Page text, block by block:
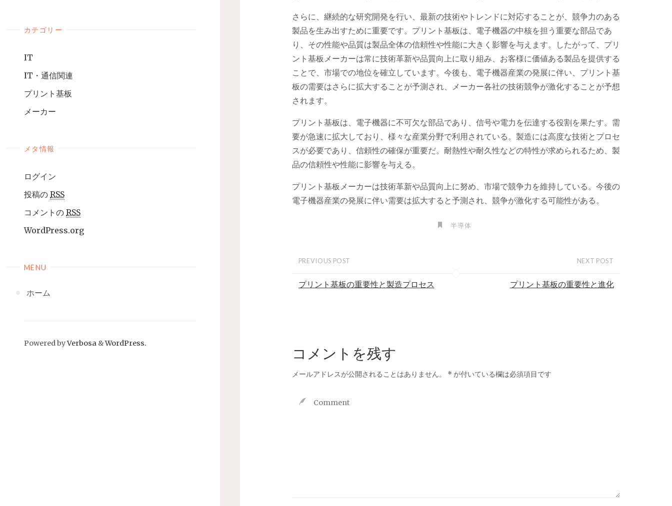
カテゴリー
IT
IT・通信関連
プリント基板
メーカー
メタ情報
ログイン
投稿の RSS
コメントの RSS
WordPress.org
MENU
ホーム
Powered byVerbosa &WordPress.
さらに、継続的な研究開発を行い、最新の技術やトレンドに対応することが、競争力のある
製品を生み出すために重要です。プリント基板は、電子機器の中核を担う重要な部品であ
り、その性能や品質は製品全体の信頼性や性能に大きく影響を与えます。したがって、プリ
ント基板メーカーは常に技術革新や品質向上に取り組み、お客様に価値ある製品を提供する
ことで、市場での地位を確立しています。今後も、電子機器産業の発展に伴い、プリント基
板の需要はさらに拡大することが予測され、メーカー各社の技術競争が激化することが予想
されます。
プリント基板は、電子機器に不可欠な部品であり、信号や電力を伝達する役割を果たす。需
要が急速に拡大しており、様々な産業分野で利用されている。製造には高度な技術とプロセ
スが必要であり、信頼性の確保が重要だ。耐熱性や耐久性などの特性が求められるため、製
品の信頼性や性能に影響を与える。
プリント基板メーカーは技術革新や品質向上に努め、市場で競争力を維持している。今後の
電子機器産業の発展に伴い需要は拡大すると予測され、競争が激化する可能性がある。
半導体
PREVIOUS POST
プリント基板の重要性と製造プロセス
NEXT POST
プリント基板の重要性と進化
コメントを残す
メールアドレスが公開されることはありません。 * が付いている欄は必須項目です